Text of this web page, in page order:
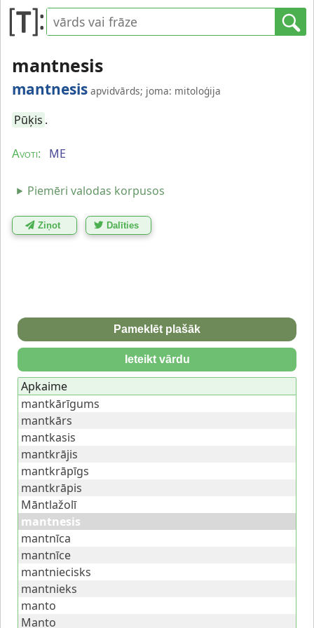
mantnesis
mantnesis apvidvārds; joma: mitoloģija
Pūķis .
Avoti: ME
Piemēri valodas korpusos
Ziņot Dalīties
Pameklēt plašāk
Ieteikt vārdu
Apkaime
mantkārīgums
mantkārs
mantkasis
mantkrājis
mantkrāpīgs
mantkrāpis
Māntlažolī
mantnesis
mantnīca
mantnīce
mantniecisks
mantnieks
manto
Manto